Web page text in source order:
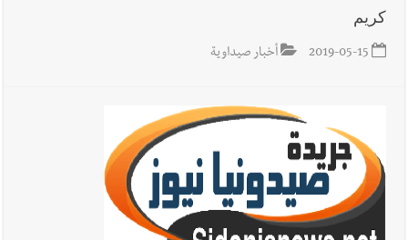
كريم
2019-05-15 أخبار صيداوية